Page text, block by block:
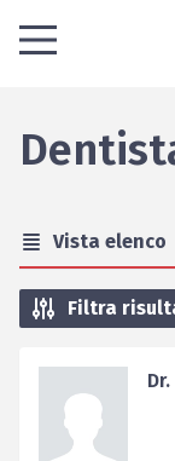
Vista elenco
Filtra